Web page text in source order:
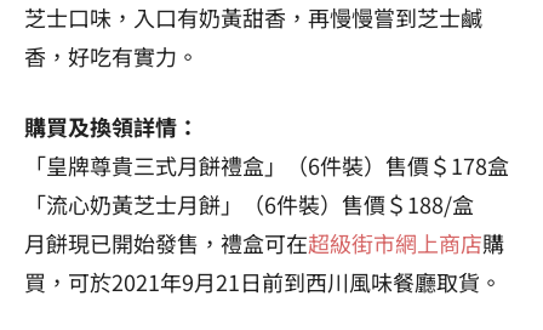
芝士口味，入口有奶黃甜香，再慢慢嘗到芝士鹹
香，好吃有實力。
購買及換領詳情：
「皇牌尊貴三式月餅禮盒」（6件裝）售價＄178盒
「流心奶黃芝士月餅」（6件裝）售價＄188/盒
月餅現已開始發售，禮盒可在超級街市網上商店購
買，可於2021年9月21日前到西川風味餐廳取貨。